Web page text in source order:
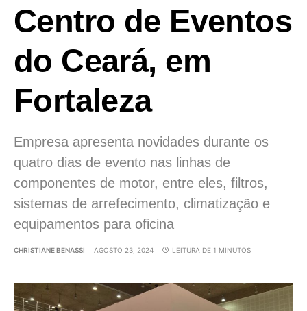
Centro de Eventos
do Ceará, em
Fortaleza
Empresa apresenta novidades durante os
quatro dias de evento nas linhas de
componentes de motor, entre eles, filtros,
sistemas de arrefecimento, climatização e
equipamentos para oficina
CHRISTIANE BENASSI AGOSTO 23, 2024 LEITURA DE 1 MINUTOS